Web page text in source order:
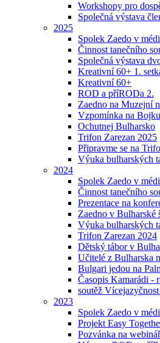
Workshopy pro
Společná výstava
2025
Spolek Zaedo v
Činnost tanečního
Společná výstava
Kreativní 60+ 1.
Kreativní 60+
ROD a příRODa 2.
Zaedno na Muzejní
Vzpomínka na Bojku
Ochutnej Bulharsko
Trifon Zarezan 2025
Připravme se na
Výuka bulharských
2024
Spolek Zaedo v
Činnost tanečního
Prezentace na
Zaedno v Bulharské
Výuka bulharských
Trifon Zarezan 2024
Dětský tábor v
Učitelé z Bulharska
Bulgari jedou na
Časopis Kamarádi -
soutěž
2023
Spolek Zaedo v
Projekt Easy
Pozvánka na